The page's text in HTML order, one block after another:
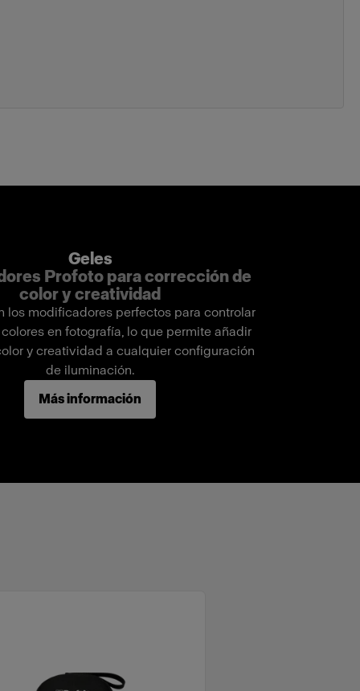
Geles
Profoto para corrección de
color y creatividad
los modificadores perfectos para controlar
en fotografía, lo que permite añadir
y creatividad a cualquier configuración
de iluminación.
Más información